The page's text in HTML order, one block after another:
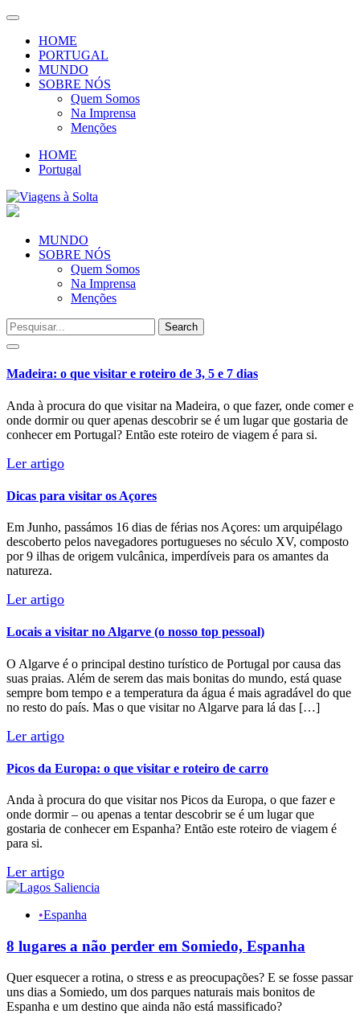
Toggle
navigation
HOME
PORTUGAL
MUNDO
SOBRE NÓS
Quem Somos
Na Imprensa
Menções
HOME
Portugal
MUNDO
SOBRE NÓS
Quem Somos
Na Imprensa
Menções
Toggle
&
Madeira: o que visitar e roteiro de 3, 5 e 7 dias
Anda à procura do que visitar na Madeira, o que fazer, onde comer e
onde dormir ou quer apenas descobrir se é um lugar que gostaria de
conhecer em Portugal? Então este roteiro de viagem é para si.
Dicas para visitar os Açores
Em Junho, passámos 16 dias de férias nos Açores: um arquipélago
descoberto pelos navegadores portugueses no século XV, composto
por 9 ilhas de origem vulcânica, imperdíveis para os amantes da
natureza.
Locais a visitar no Algarve (o nosso top pessoal)
O Algarve é o principal destino turístico de Portugal por causa das
suas praias. Além de serem das mais bonitas do mundo, está quase
sempre bom tempo e a temperatura da água é mais agradável do que
no resto do país. Mas o que visitar no Algarve para lá das […]
Picos da Europa: o que visitar e roteiro de carro
Anda à procura do que visitar nos Picos da Europa, o que fazer e
onde dormir – ou apenas a tentar descobrir se é um lugar que
gostaria de conhecer em Espanha? Então este roteiro de viagem é
para si.
•Espanha
8 lugares a não perder em Somiedo, Espanha
Quer esquecer a rotina, o stress e as preocupações? E se fosse passar
uns dias a Somiedo, um dos parques naturais mais bonitos de
Espanha e um destino que ainda não está massificado?